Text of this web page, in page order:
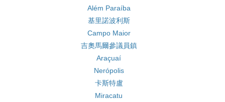
Além Paraíba
基里諾波利斯
Campo Maior
吉奧馬爾參議員鎮
Araçuaí
Nerópolis
卡斯特盧
Miracatu